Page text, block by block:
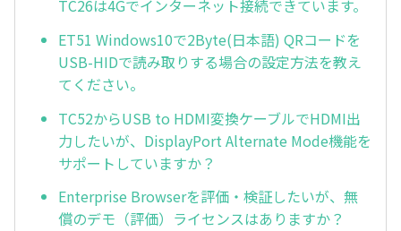
TC26は4Gでインターネット接続できています。
ET51 Windows10で2Byte(日本語) QRコードを
USB-HIDで読み取りする場合の設定方法を教え
てください。
TC52からUSB to HDMI変換ケーブルでHDMI出
力したいが、DisplayPort Alternate Mode機能を
サポートしていますか？
Enterprise Browserを評価・検証したいが、無
償のデモ（評価）ライセンスはありますか？